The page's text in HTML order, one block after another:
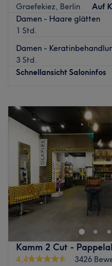
Graefekiez, Berlin
Auf
Damen - Haare glätten
1 Std.
Damen -
3 Std.
Schnellansicht Saloninfos
Dienstag
Mittwoch
Donnerstag
Freitag
Samstag
Sonntag
Almaha Beauty Saloon in
an dem jedes Detail zählt.
die natürliche Schönheit und
Kund:innen unterstreichen.
mit professioneller
Haar abgestimmt wird -
gepflegt bleibt.
Kamm 2 Cut -
4,4
3426